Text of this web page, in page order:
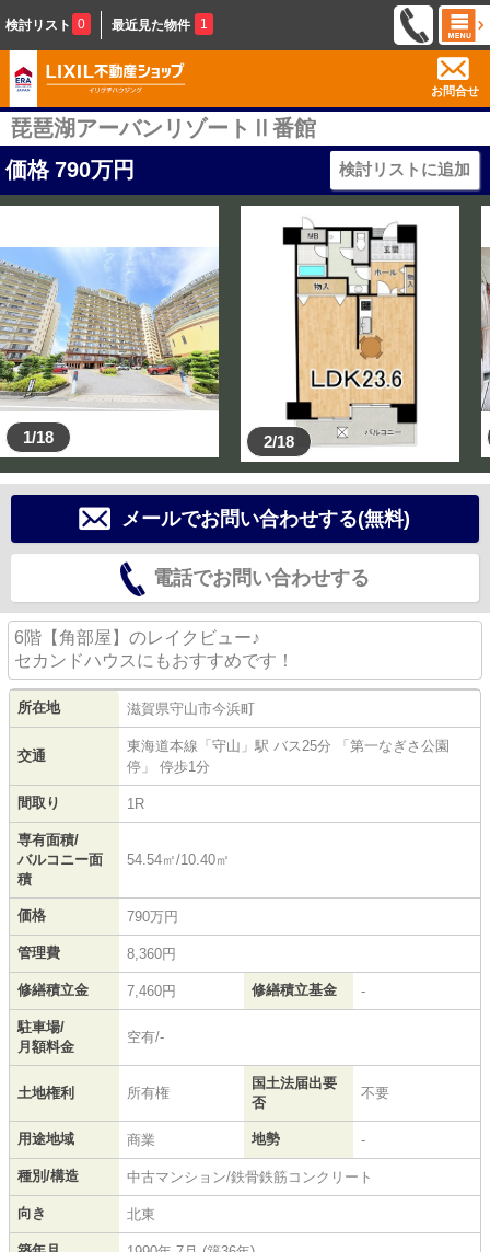
検討リスト 0 最近見た物件 1
お問合せ
琵琶湖アーバンリゾートⅡ番館
価格 790万円 検討リストに追加
1/18 2/18
メールでお問い合わせする(無料)
電話でお問い合わせする
6階【角部屋】のレイクビュー♪
セカンドハウスにもおすすめです！
所在地 滋賀県守山市今浜町
交通
東海道本線 「 守山 」駅 バス25分 「第一なぎさ公園
停」 停歩1分
間取り 1R
専有面積/
バルコニー面
積
54.54㎡/10.40㎡
価格 790万円
管理費 8,360円
修繕積立金 7,460円 修繕積立基金 -
駐車場/
月額料金
空有/-
土地権利 所有権
国土法届出要
否
不要
用途地域 商業 地勢 -
種別/構造 中古マンション/鉄骨鉄筋コンクリート
向き 北東